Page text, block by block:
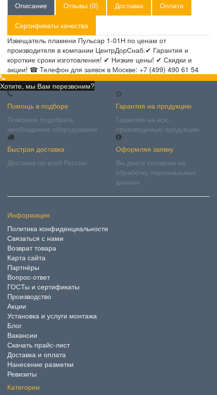
Описание
Отзывы (0) Доставка Оплата
Сертификаты качества
Извещатель пламени Пульсар 1-01Н по ценам от
производителя в компании ЦентрДорСнаб.✔ Гарантия и
короткие сроки изготовления! ✔ Низкие цены! ✔ Скидки и
акции! ☎ Телефон для заявок в Москве: +7 (499) 490 61 54
Хотите, мы Вам перезвоним?
Помощь в подборе
Поможем подобрать
необходимое оборудование
Гарантия на продукцию
Гарантия на всю
производимую продукцию
Быстрая доставка
Доставка по всей России
Оформляя заявку
Вы даете согласие на
обработку персональных
данных
Информация
Политика конфиденциальности
Связаться с нами
Возврат товара
Карта сайта
Партнёры
Вопрос-ответ
ГОСТы и сертификаты
Производство
Акции
Установка и услуги монтажа
Блог
Вакансии
Скачать прайс-лист
Доставка и оплата
Нанесение разметки
Ревизиты
Категории